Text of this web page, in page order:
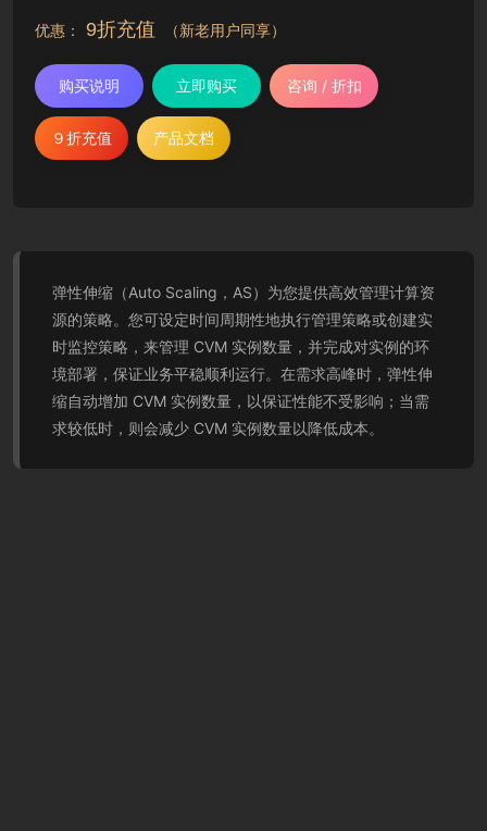
优惠： 9折充值 （新老用户同享）
购买说明 立即购买 咨询 / 折扣
９折充值 产品文档
弹性伸缩（Auto Scaling，AS）为您提供高效管理计算资
源的策略。您可设定时间周期性地执行管理策略或创建实
时监控策略，来管理 CVM 实例数量，并完成对实例的环
境部署，保证业务平稳顺利运行。在需求高峰时，弹性伸
缩自动增加 CVM 实例数量，以保证性能不受影响；当需
求较低时，则会减少 CVM 实例数量以降低成本。